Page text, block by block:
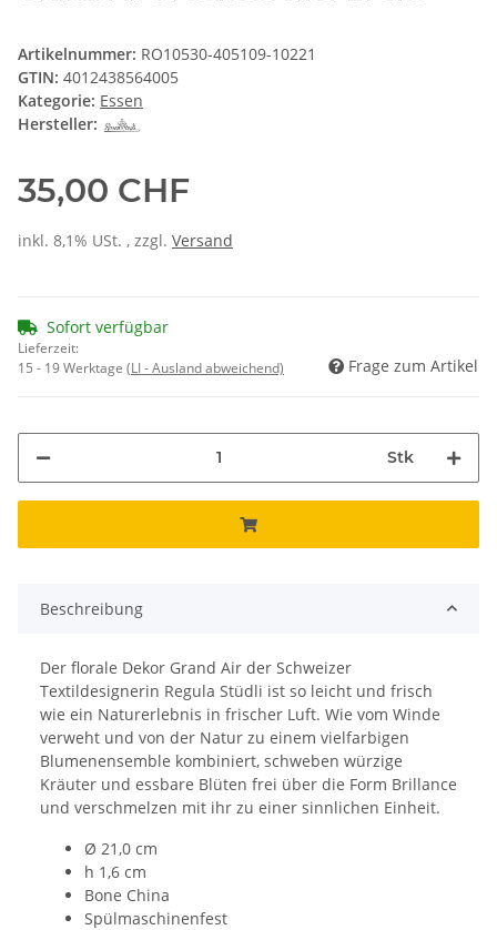
Artikelnummer: RO10530-405109-10221
GTIN: 4012438564005
Kategorie: Essen
Hersteller:
35,00 CHF
inkl. 8,1% USt. , zzgl. Versand
Sofort verfügbar
Lieferzeit:
15 - 19 Werktage (LI - Ausland abweichend) Frage zum Artikel
Stk
Beschreibung
Der florale Dekor Grand Air der Schweizer
Textildesignerin Regula Stüdli ist so leicht und frisch
wie ein Naturerlebnis in frischer Luft. Wie vom Winde
verweht und von der Natur zu einem vielfarbigen
Blumenensemble kombiniert, schweben würzige
Kräuter und essbare Blüten frei über die Form Brillance
und verschmelzen mit ihr zu einer sinnlichen Einheit.
Ø 21,0 cm
h 1,6 cm
Bone China
Spülmaschinenfest